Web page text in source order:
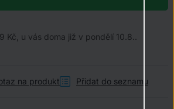
Kč, u vás doma již v pondělí 10.8..
na produkt Přidat do seznamu